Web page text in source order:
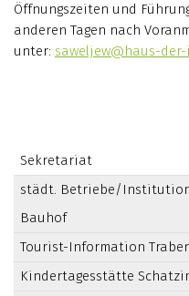
Öffnungszeiten und
anderen Tagen nach
unter: saweljew@haus-
Sekretariat
städt. Betriebe/
Bauhof
Tourist-Information
Kindertagesstätte